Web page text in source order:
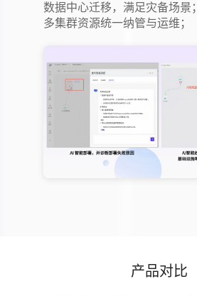
数据中心迁移，满足灾备场景；
多集群资源统一纳管与运维；
产品对比